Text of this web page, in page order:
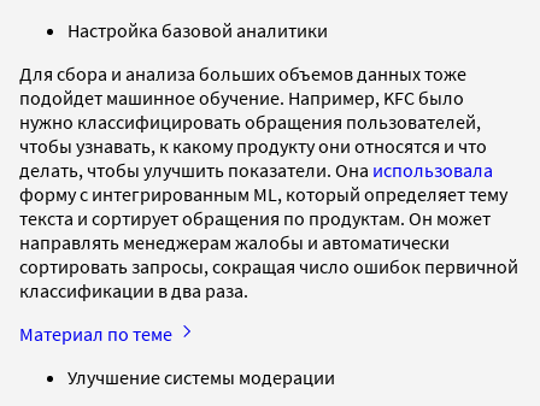
Настройка базовой аналитики
Для сбора и анализа больших объемов данных тоже
подойдет машинное обучение. Например, KFC было
нужно классифицировать обращения пользователей,
чтобы узнавать, к какому продукту они относятся и что
делать, чтобы улучшить показатели. Она использовала
форму с интегрированным ML, который определяет тему
текста и сортирует обращения по продуктам. Он может
направлять менеджерам жалобы и автоматически
сортировать запросы, сокращая число ошибок первичной
классификации в два раза.
Материал по теме
Улучшение системы модерации